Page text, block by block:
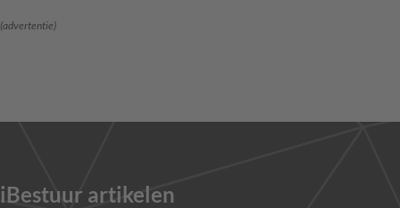
(advertentie)
iBestuur artikelen